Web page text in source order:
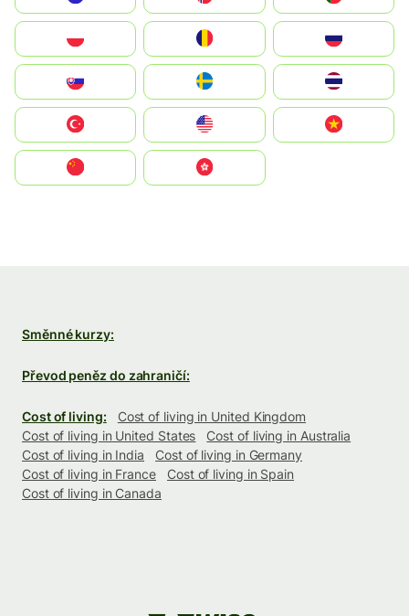
United States
中國香港特別行政區
Směnné kurzy:
Převod peněz do zahraničí:
Cost of living:
Cost of living in United Kingdom
Cost of living in United States
Cost of living in Australia
Cost of living in India
Cost of living in Germany
Cost of living in France
Cost of living in Spain
Cost of living in Canada